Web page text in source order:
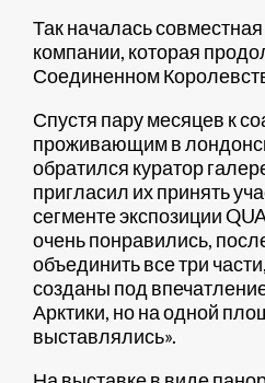
Так началась
компании, которая
Соединенном
Спустя пару месяцев к
проживающим в
обратился куратор
пригласил их принять
сегменте экспозиции
очень понравились,
объединить все три
созданы под
Арктики, но на одной
выставлялись».